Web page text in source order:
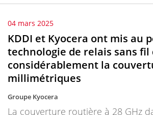
04 mars 2025
KDDI et Kyocera ont mis au
technologie de relais sans fil
considérablement la
millimétriques
Groupe Kyocera
La couverture routière à 28 GHz